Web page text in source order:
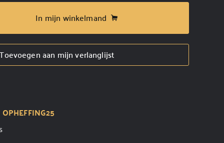
In mijn winkelmand
Toevoegen aan mijn verlanglijst
OPHEFFING25